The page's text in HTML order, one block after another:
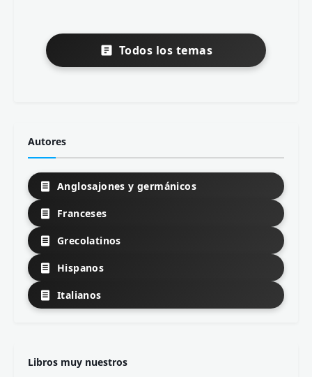
Todos los temas
Autores
Anglosajones y germánicos
Franceses
Grecolatinos
Hispanos
Italianos
Libros muy nuestros